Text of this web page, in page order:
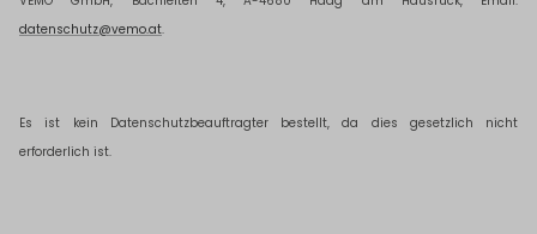
datenschutz@vemo.at.
Es ist kein Datenschutzbeauftragter bestellt, da dies gesetzlich nicht
erforderlich ist.